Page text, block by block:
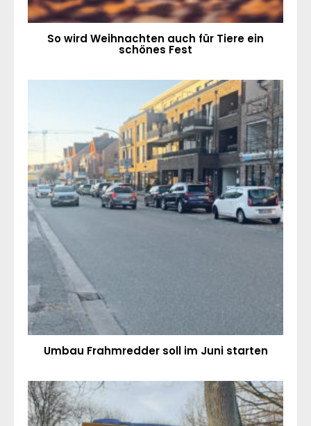
So wird Weihnachten auch für Tiere ein
schönes Fest
Umbau Frahmredder soll im Juni starten